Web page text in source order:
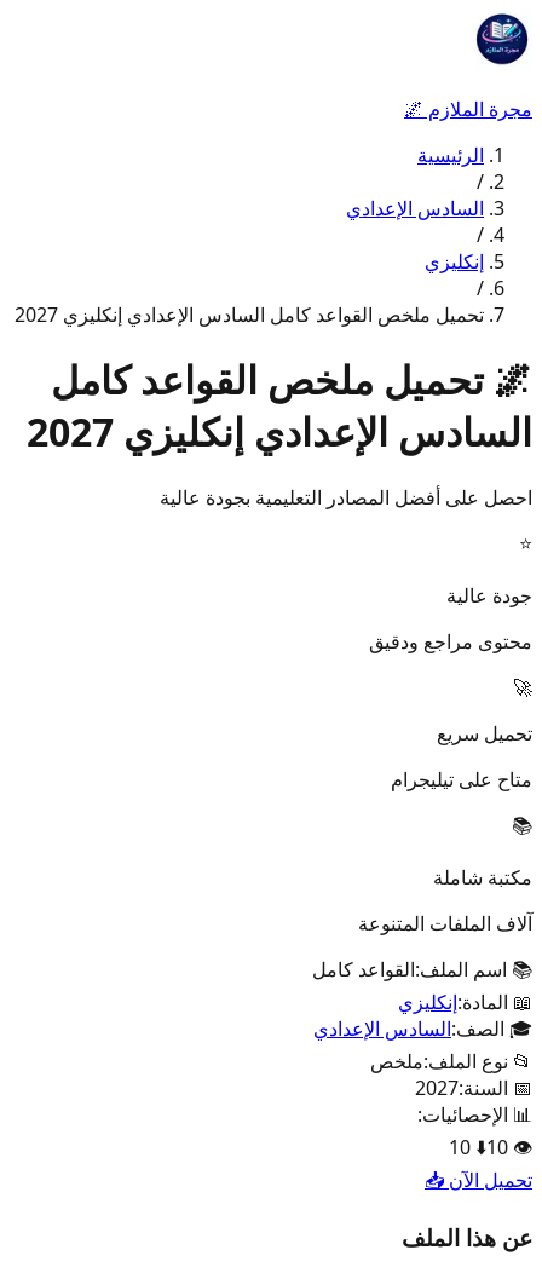
مجرة الملازم 🌌
الرئيسية
/
السادس الإعدادي
/
إنكليزي
/
تحميل ملخص القواعد كامل السادس الإعدادي إنكليزي 2027
🌌 تحميل ملخص القواعد كامل
السادس الإعدادي إنكليزي 2027
احصل على أفضل المصادر التعليمية بجودة عالية
⭐
جودة عالية
محتوى مراجع ودقيق
🚀
تحميل سريع
متاح على تيليجرام
📚
مكتبة شاملة
آلاف الملفات المتنوعة
📚 اسم الملف:القواعد كامل
📖 المادة:إنكليزي
🎓 الصف:السادس الإعدادي
📂 نوع الملف:ملخص
📅 السنة:2027
📊 الإحصائيات:
👁️
10
⬇️
10
تحميل الآن 📥
عن هذا الملف